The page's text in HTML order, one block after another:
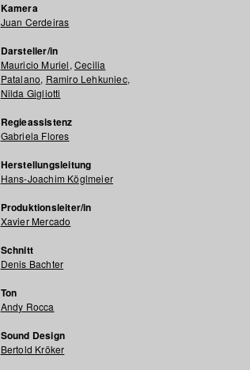
Kamera
Juan Cerdeiras
Darsteller/in
Mauricio Muriel, Cecilia
Patalano, Ramiro Lehkuniec,
Nilda Gigliotti
Regieassistenz
Gabriela Flores
Herstellungsleitung
Hans-Joachim Köglmeier
Produktionsleiter/in
Xavier Mercado
Schnitt
Denis Bachter
Ton
Andy Rocca
Sound Design
Bertold Kröker